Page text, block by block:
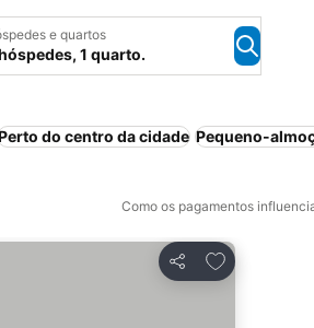
e quartos
1 quarto.
do centro da cidade Pequeno-
Como os pagamentos
Partilhar
Adicionar